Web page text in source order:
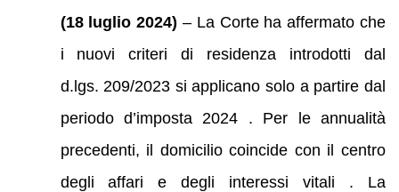
(18 luglio 2024) – La Corte ha affermato che
i nuovi criteri di residenza introdotti dal
d.lgs. 209/2023 si applicano solo a partire dal
periodo d’imposta 2024 . Per le annualità
precedenti, il domicilio coincide con il centro
degli affari e degli interessi vitali . La